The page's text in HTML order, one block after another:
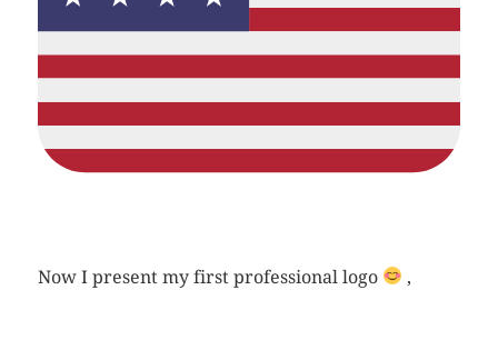
Now I present my first professional logo ,